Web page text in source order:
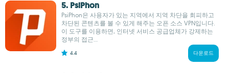
5. PsiPhon
PsiPhon은 사용자가 있는 지역에서 지역 차단을 회피하고
차단된 콘텐츠를 볼 수 있게 해주는 오픈 소스 VPN입니다.
이 도구를 이용하면, 인터넷 서비스 공급업체가 강제하는
정부의 접근...
4.4 다운로드